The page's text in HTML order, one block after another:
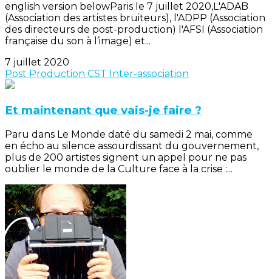
english version belowParis le 7 juillet 2020,L'ADAB
(Association des artistes bruiteurs), l'ADPP (Association
des directeurs de post-production) l'AFSI (Association
française du son à l’image) et...
7 juillet 2020
Post Production CST Inter-association
Et maintenant que vais-je faire ?
Paru dans Le Monde daté du samedi 2 mai, comme
en écho au silence assourdissant du gouvernement,
plus de 200 artistes signent un appel pour ne pas
oublier le monde de la Culture face à la crise :...